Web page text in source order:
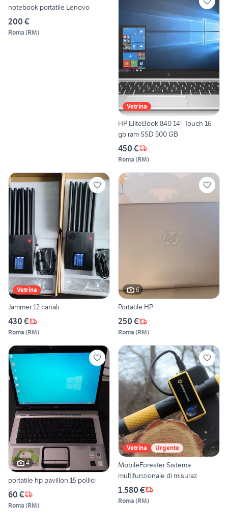
notebook portatile Lenovo
200 €
Roma (RM)
Vetrina
HP EliteBook 840 14" Touch 16
gb ram SSD 500 GB
450 €
Roma (RM)
Vetrina
Jammer 12 canali
430 €
Roma (RM)
6
Portatile HP
250 €
Roma (RM)
4
portatile hp pavillon 15 pollici
60 €
Roma (RM)
Vetrina Urgente
MobileForester Sistema
multifunzionale di misuraz
1.580 €
Roma (RM)